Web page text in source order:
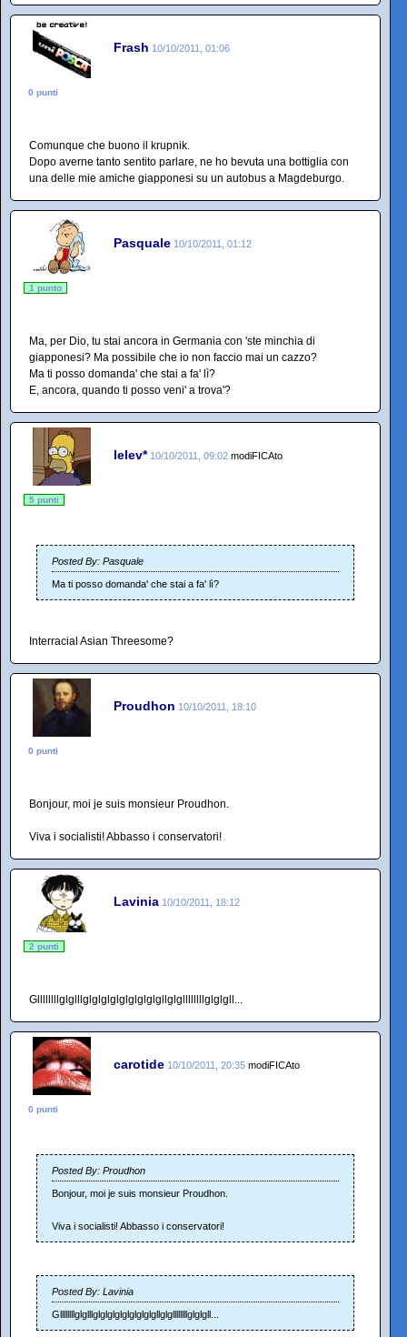
Frash 10/10/2011, 01:06
0 punti
Comunque che buono il krupnik.
Dopo averne tanto sentito parlare, ne ho bevuta una bottiglia con
una delle mie amiche giapponesi su un autobus a Magdeburgo.
Pasquale 10/10/2011, 01:12
1 punto
Ma, per Dio, tu stai ancora in Germania con 'ste minchia di
giapponesi? Ma possibile che io non faccio mai un cazzo?
Ma ti posso domanda' che stai a fa' lì?
E, ancora, quando ti posso veni' a trova'?
lelev* 10/10/2011, 09:02 modiFICAto
5 punti
Posted By: Pasquale
Ma ti posso domanda' che stai a fa' lì?
Interracial Asian Threesome?
Proudhon 10/10/2011, 18:10
0 punti
Bonjour, moi je suis monsieur Proudhon.
Viva i socialisti! Abbasso i conservatori!
Lavinia 10/10/2011, 18:12
2 punti
Gllllllllglglllglglglglglglglglgllglgllllllllglglgll...
carotide 10/10/2011, 20:35 modiFICAto
0 punti
Posted By: Proudhon
Bonjour, moi je suis monsieur Proudhon.
Viva i socialisti! Abbasso i conservatori!
Posted By: Lavinia
Gllllllllglglllglglglglglglglglgllglgllllllllglglgll...